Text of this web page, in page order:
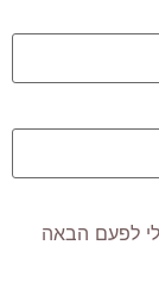
לפעם הבאה